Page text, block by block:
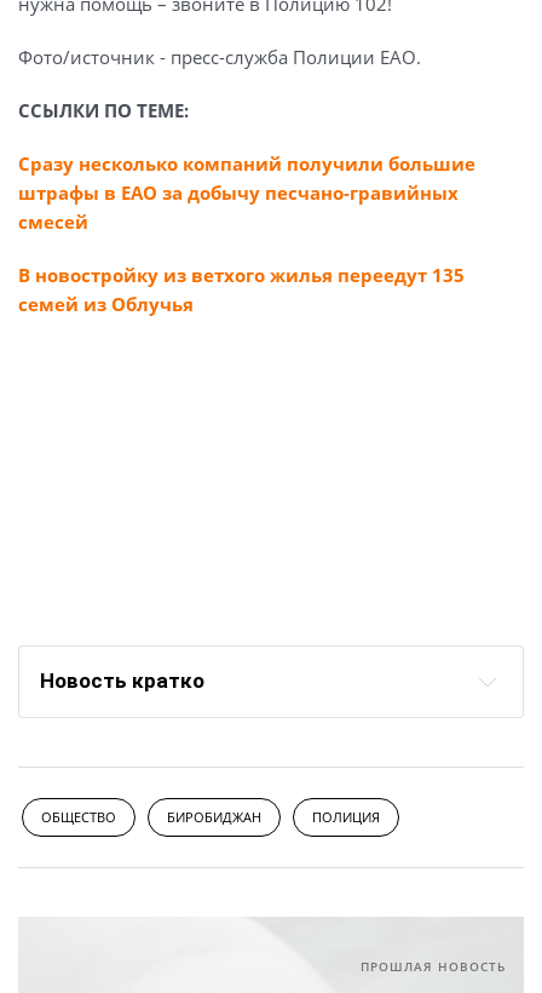
Фото/источник - пресс-служба Полиции ЕАО.
ССЫЛКИ ПО ТЕМЕ:
Сразу несколько компаний получили большие
штрафы в ЕАО за добычу песчано-гравийных
смесей
В новостройку из ветхого жилья переедут 135
семей из Облучья
Новость кратко
ОБЩЕСТВО БИРОБИДЖАН ПОЛИЦИЯ
ПРОШЛАЯ НОВОСТЬ